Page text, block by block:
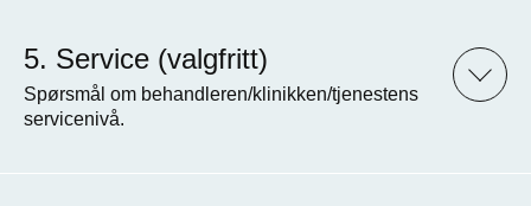
Service (valgfritt)
Spørsmål om behandleren/klinikken/tjenestens
servicenivå.